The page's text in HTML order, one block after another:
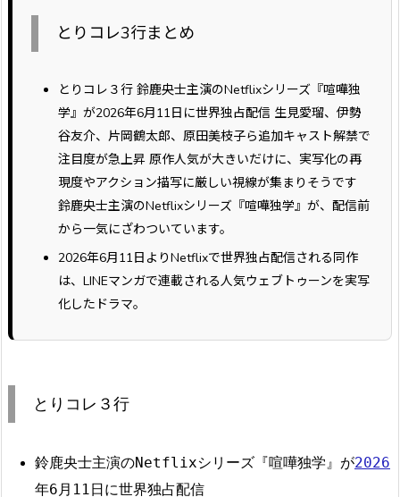
とりコレ3行まとめ
とりコレ３行 鈴鹿央士主演のNetflixシリーズ『喧嘩独
学』が2026年6月11日に世界独占配信 生見愛瑠、伊勢
谷友介、片岡鶴太郎、原田美枝子ら追加キャスト解禁で
注目度が急上昇 原作人気が大きいだけに、実写化の再
現度やアクション描写に厳しい視線が集まりそうです
鈴鹿央士主演のNetflixシリーズ『喧嘩独学』が、配信前
から一気にざわついています。
2026年6月11日よりNetflixで世界独占配信される同作
は、LINEマンガで連載される人気ウェブトゥーンを実写
化したドラマ。
とりコレ３行
鈴鹿央士主演のNetflixシリーズ『喧嘩独学』が2026
年6月11日に世界独占配信